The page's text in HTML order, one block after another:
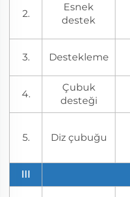
2.
Esnek
destek
3. Destekleme
4.
Çubuk
desteği
5. Diz çubuğu
III